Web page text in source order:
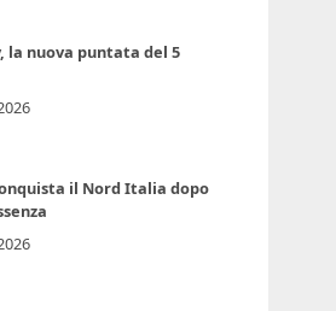
la nuova puntata del 5
il Nord Italia dopo